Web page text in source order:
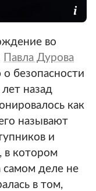
во
Павла Дурова
безопасности
назад
как
называют
и
в котором
самом деле не
в том,